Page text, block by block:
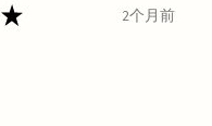
★ 2个月前